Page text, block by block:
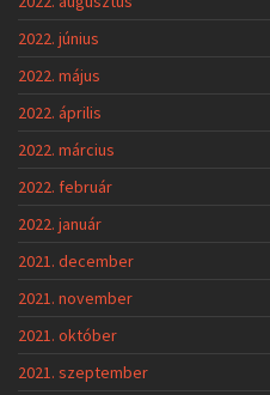
2022. június
2022. május
2022. április
2022. március
2022. február
2022. január
2021. december
2021. november
2021. október
2021. szeptember